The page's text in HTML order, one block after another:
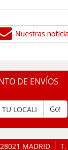
DE ENVÍOS
Go!
MADRID T.